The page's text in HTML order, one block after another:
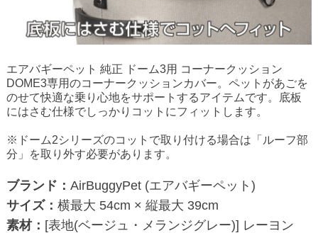
エアバギーペット 純正 ドーム3用 コーナークッション
DOME3専用のコーナークッションカバー。ペットがあごを
のせて快適な乗り心地をサポートするアイテムです。底板
にはさむ仕様でしっかりコットにフィットします。
※ドーム2シリーズのコットで取り付ける場合は「ルーフ部
分」を取り外す必要があります。
ブランド： AirBuggyPet (エアバギーペット)
サイズ： 横最大 54cm × 縦最大 39cm
素材： [表地(ベージュ・メランジグレー)] レーヨン